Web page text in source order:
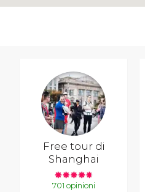
Free tour di
Shanghai
701 opinioni